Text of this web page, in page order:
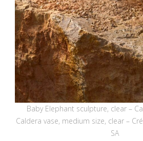
Baby Elephant sculpture, clear –
Caldera vase, medium size, clear –
SA